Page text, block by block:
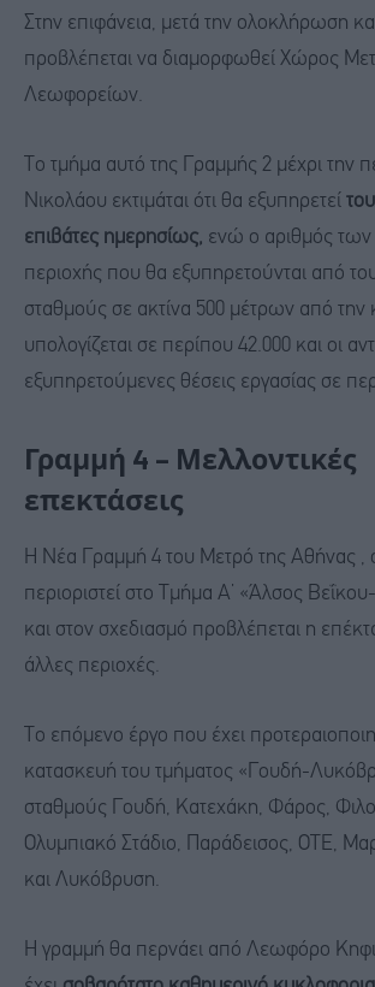
Στην επιφάνεια, μετά την ολοκλήρωση
προβλέπεται να διαμορφωθεί Χώρος
Λεωφορείων.
Το τμήμα αυτό της Γραμμής 2 μέχρι την
Νικολάου εκτιμάται ότι θα εξυπηρετεί
επιβάτες ημερησίως, ενώ ο αριθμός των
περιοχής που θα εξυπηρετούνται από
σταθμούς σε ακτίνα 500 μέτρων από την
υπολογίζεται σε περίπου 42.000 και οι
εξυπηρετούμενες θέσεις εργασίας σε
Γραμμή 4 – Μελλοντικές
επεκτάσεις
Η Νέα Γραμμή 4 του Μετρό της Αθήνας ,
περιοριστεί στο Τμήμα Α’ «Άλσος
και στον σχεδιασμό προβλέπεται η
άλλες περιοχές.
Το επόμενο έργο που έχει
κατασκευή του τμήματος «Γουδή-
σταθμούς Γουδή, Κατεχάκη, Φάρος,
Ολυμπιακό Στάδιο, Παράδεισος, ΟΤΕ,
και Λυκόβρυση.
Η γραμμή θα περνάει από Λεωφόρο